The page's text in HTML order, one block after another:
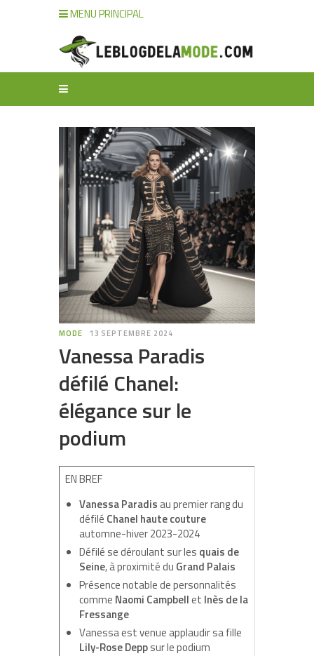
MENU PRINCIPAL
MODE 13 SEPTEMBRE 2024
Vanessa Paradis
défilé Chanel:
élégance sur le
podium
EN BREF
Vanessa Paradis au premier rang du
défilé Chanel haute couture
automne-hiver 2023-2024
Défilé se déroulant sur les quais de
Seine, à proximité du Grand Palais
Présence notable de personnalités
comme Naomi Campbellet Inès de la
Fressange
Vanessa est venue applaudir sa fille
Lily-Rose Deppsur le podium